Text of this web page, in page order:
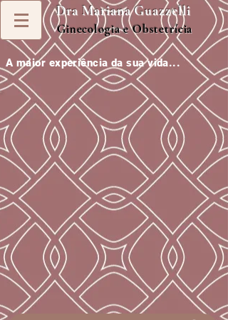
Dra Mariana Guazzelli
Ginecologia e Obstetrícia
A maior experiência da sua vida...